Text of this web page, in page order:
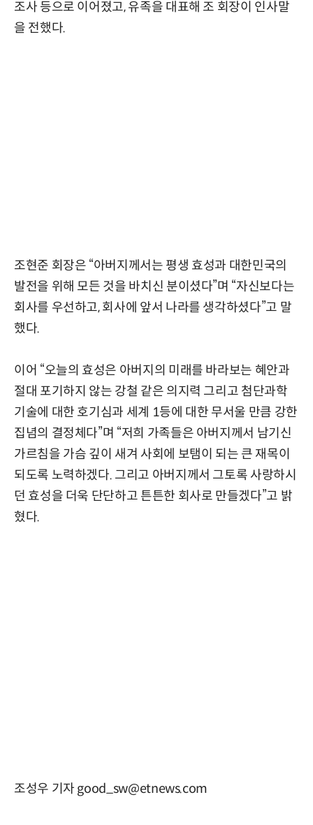
조사 등으로 이어졌고, 유족을 대표해 조 회장이 인사말
을 전했다.
조현준 회장은 “아버지께서는 평생 효성과 대한민국의
발전을 위해 모든 것을 바치신 분이셨다”며 “자신보다는
회사를 우선하고, 회사에 앞서 나라를 생각하셨다”고 말
했다.
이어 “오늘의 효성은 아버지의 미래를 바라보는 혜안과
절대 포기하지 않는 강철 같은 의지력 그리고 첨단과학
기술에 대한 호기심과 세계 1등에 대한 무서울 만큼 강한
집념의 결정체다”며 “저희 가족들은 아버지께서 남기신
가르침을 가슴 깊이 새겨 사회에 보탬이 되는 큰 재목이
되도록 노력하겠다. 그리고 아버지께서 그토록 사랑하시
던 효성을 더욱 단단하고 튼튼한 회사로 만들겠다”고 밝
혔다.
조성우 기자 good_sw@etnews.com